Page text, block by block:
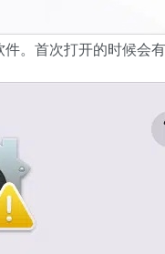
。首次打开的时候会